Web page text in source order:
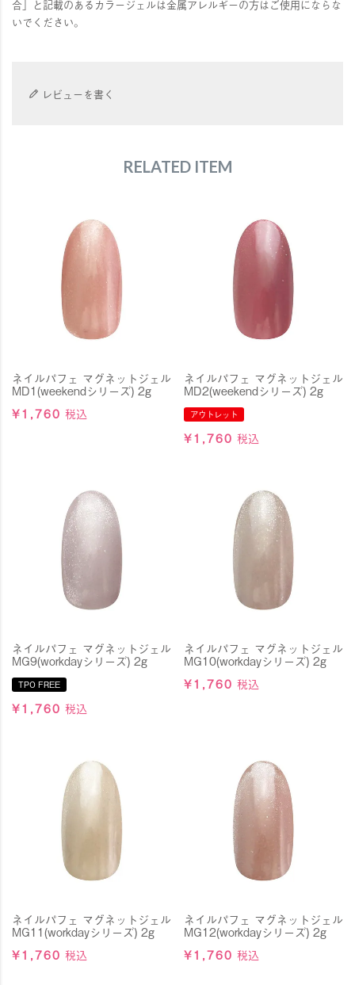
合」と記載のあるカラージェルは金属アレルギーの方はご使用にならな
いでください。
レビューを書く
RELATED ITEM
ネイルパフェ マグネットジェル
MD1(weekendシリーズ) 2g
¥1,760 税込
ネイルパフェ マグネットジェル
MD2(weekendシリーズ) 2g
アウトレット
¥1,760 税込
ネイルパフェ マグネットジェル
MG9(workdayシリーズ) 2g
TPO FREE
¥1,760 税込
ネイルパフェ マグネットジェル
MG10(workdayシリーズ) 2g
¥1,760 税込
ネイルパフェ マグネットジェル
MG11(workdayシリーズ) 2g
¥1,760 税込
ネイルパフェ マグネットジェル
MG12(workdayシリーズ) 2g
¥1,760 税込